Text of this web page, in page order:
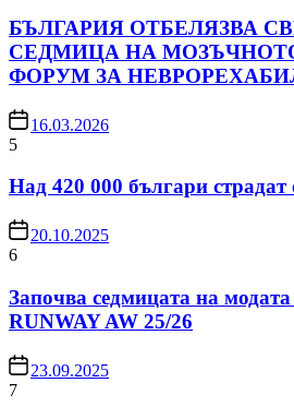
БЪЛГАРИЯ ОТБЕЛЯЗВА
СЕДМИЦА НА
ФОРУМ ЗА
16.03.2026
5
Над 420 000 българи страдат
20.10.2025
6
Започва седмицата на
RUNWAY AW 25/26
23.09.2025
7